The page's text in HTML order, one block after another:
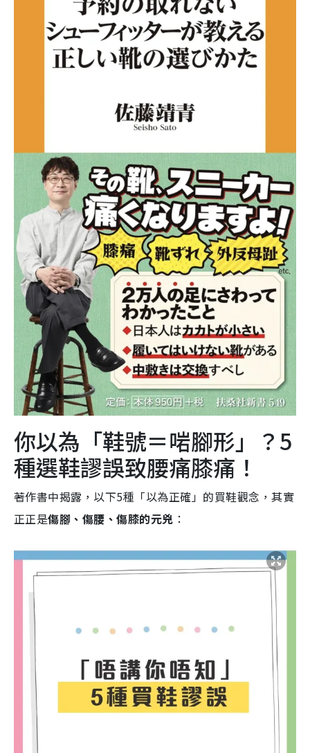
你以為「鞋號＝啱腳形」？5
種選鞋謬誤致腰痛膝痛！
著作書中揭露，以下5種「以為正確」的買鞋觀念，其實
正正是傷腳、傷腰、傷膝的元兇 ：